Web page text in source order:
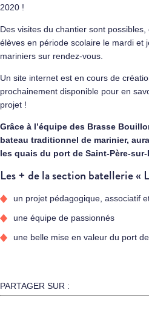
2020 !
Des visites du chantier sont
élèves en période scolaire le mardi et
mariniers sur rendez-vous.
Un site internet est en cours de
prochainement disponible pour en
projet !
Grâce à l’équipe des Brasse
bateau traditionnel de marinier,
les quais du port de Saint-Père-
Les + de la section batellerie «
un projet pédagogique, associatif
une équipe de passionnés
une belle mise en valeur du port
PARTAGER SUR :